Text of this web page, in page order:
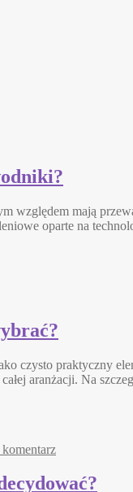
względem mają
oparte na
czysto praktyczny
aranżacji. Na
komentarz